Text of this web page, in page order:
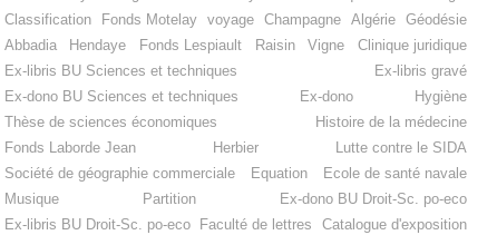
Classification
Fonds Motelay voyage Champagne Algérie
Géodésie
Abbadia
Hendaye Fonds Lespiault Raisin Vigne
Clinique juridique
Ex-libris BU Sciences et techniques
Ex-libris gravé
Ex-dono BU Sciences et techniques
Ex-dono
Hygiène
Thèse de sciences économiques
Histoire de la médecine
Fonds Laborde Jean
Herbier
Lutte contre le SIDA
Société de géographie commerciale
Equation
Ecole de santé navale
Musique
Partition
Ex-dono BU Droit-Sc. po-eco
Ex-libris BU Droit-Sc. po-eco
Faculté de lettres
Catalogue d'exposition